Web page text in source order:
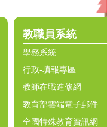
教職員系統
學務系統
行政-填報專區
教師在職進修網
教育部雲端電子郵件
全國特殊教育資訊網